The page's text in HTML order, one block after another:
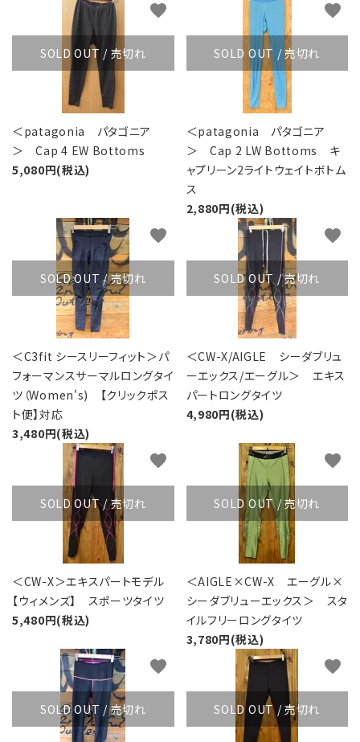
SOLD OUT / 売切れ
＜patagonia パタゴニア
＞ Cap 4 EW Bottoms
5,080円(税込)
favorite
SOLD OUT / 売切れ
＜patagonia パタゴニア
＞ Cap 2 LW Bottoms キ
ャプリーン2ライトウェイトボトム
ス
2,880円(税込)
favorite
SOLD OUT / 売切れ
＜C3fit シースリーフィット＞パ
フォーマンスサーマルロングタイ
ツ（Women's) 【クリックポス
ト便】対応
3,480円(税込)
favorite
SOLD OUT / 売切れ
＜CW-X/AIGLE シーダブリュ
ーエックス/エーグル＞ エキス
パートロングタイツ
4,980円(税込)
favorite
SOLD OUT / 売切れ
＜CW-X＞エキスパートモデル
【ウィメンズ】 スポーツタイツ
5,480円(税込)
favorite
SOLD OUT / 売切れ
＜AIGLE×CW-X エーグル×
シーダブリューエックス＞ スタ
イルフリーロングタイツ
3,780円(税込)
favorite
SOLD OUT / 売切れ
favorite
SOLD OUT / 売切れ
favorite